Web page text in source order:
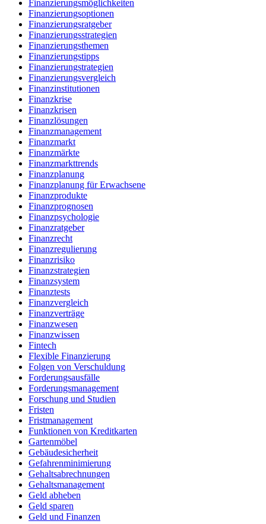
Finanzierungsmöglichkeiten
Finanzierungsoptionen
Finanzierungsratgeber
Finanzierungsstrategien
Finanzierungsthemen
Finanzierungstipps
Finanzierungstrategien
Finanzierungsvergleich
Finanzinstitutionen
Finanzkrise
Finanzkrisen
Finanzlösungen
Finanzmanagement
Finanzmarkt
Finanzmärkte
Finanzmarkttrends
Finanzplanung
Finanzplanung für Erwachsene
Finanzprodukte
Finanzprognosen
Finanzpsychologie
Finanzratgeber
Finanzrecht
Finanzregulierung
Finanzrisiko
Finanzstrategien
Finanzsystem
Finanztests
Finanzvergleich
Finanzverträge
Finanzwesen
Finanzwissen
Fintech
Flexible Finanzierung
Folgen von Verschuldung
Forderungsausfälle
Forderungsmanagement
Forschung und Studien
Fristen
Fristmanagement
Funktionen von Kreditkarten
Gartenmöbel
Gebäudesicherheit
Gefahrenminimierung
Gehaltsabrechnungen
Gehaltsmanagement
Geld abheben
Geld sparen
Geld und Finanzen